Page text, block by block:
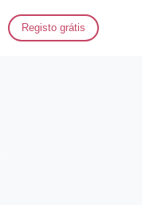
Registo grátis